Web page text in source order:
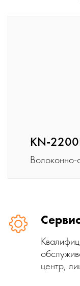
KN-
Волоконно-
Сервис
центр,